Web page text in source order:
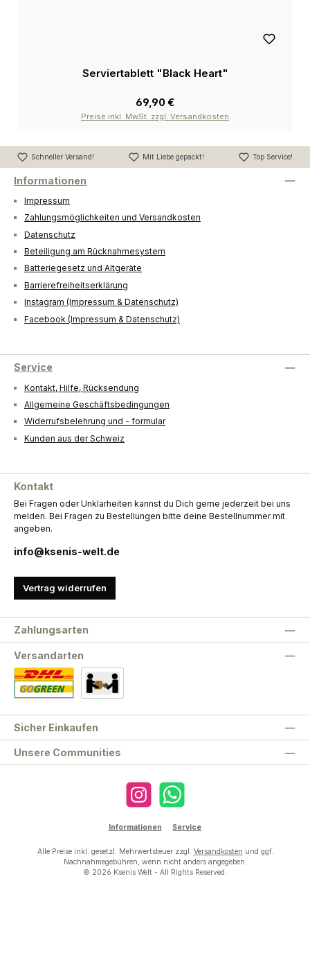
Serviertablett "Black Heart"
69,90 €
Preise inkl. MwSt. zzgl. Versandkosten
Schneller Versand! Mit Liebe gepackt! Top Service!
Informationen
Impressum
Zahlungsmöglichkeiten und Versandkosten
Datenschutz
Beteiligung am Rücknahmesystem
Batteriegesetz und Altgeräte
Barrierefreiheitserklärung
Instagram (Impressum & Datenschutz)
Facebook (Impressum & Datenschutz)
Service
Kontakt, Hilfe, Rücksendung
Allgemeine Geschäftsbedingungen
Widerrufsbelehrung und - formular
Kunden aus der Schweiz
Kontakt
Bei Fragen oder Unklarheiten kannst du Dich gerne jederzeit bei uns
melden. Bei Fragen zu Bestellungen bitte deine Bestellnummer mit
angeben.
info@ksenis-welt.de
Vertrag widerrufen
Unsere Communities
Zahlungsarten
Versandarten
Sicher Einkaufen
Instagram WhatsApp
Informationen Service
Alle Preise inkl. gesetzl. Mehrwertsteuer zzgl. Versandkosten und ggf.
Nachnahmegebühren, wenn nicht anders angegeben.
© 2026 Ksenis Welt - All Rights Reserved.